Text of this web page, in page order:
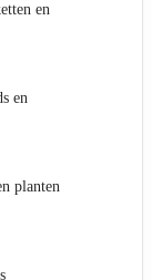
en
en
planten